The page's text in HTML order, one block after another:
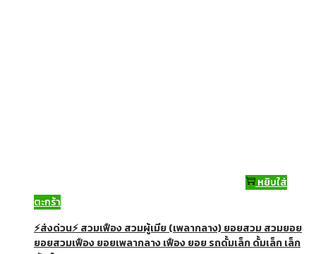
หยิบใส่
ตะกร้า
⚡ส่งด่วน⚡ สวมเฟือง สวมผู้เมีย (เพลากลาง) ยอยสวม สวมยอย
ยอยสวมเฟือง ยอยเพลากลาง เฟือง ยอย รถดั้มเล็ก ดั้มเล็ก เล็ก